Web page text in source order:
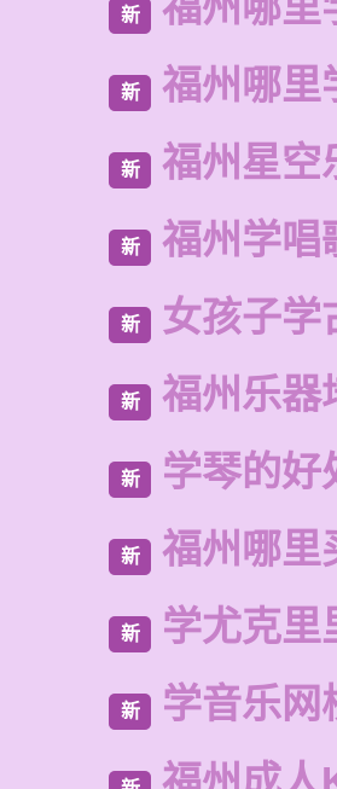
新
新 福州哪里
新 福州星空
新 福州学唱
新 女孩子学
新 福州乐器
新 学琴的好
新 福州哪里
新 学尤克里
新 学音乐网